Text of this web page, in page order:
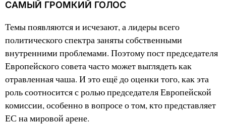
САМЫЙ ГРОМКИЙ ГОЛОС
Темы появляются и исчезают, а лидеры всего
политического спектра заняты собственными
внутренними проблемами. Поэтому пост председателя
Европейского совета часто может выглядеть как
отравленная чаша. И это ещё до оценки того, как эта
роль соотносится с ролью председателя Европейской
комиссии, особенно в вопросе о том, кто представляет
ЕС на мировой арене.